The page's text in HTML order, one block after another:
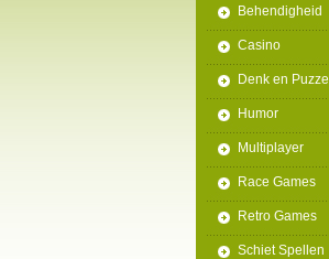
Behendigheid
Casino
Denk en Puzzel
Humor
Multiplayer
Race Games
Retro Games
Schiet Spellen